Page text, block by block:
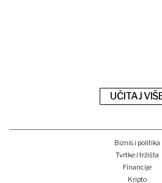
UČITAJ
Biznis i politika
Tvrtke i tržišta
Financije
Kripto